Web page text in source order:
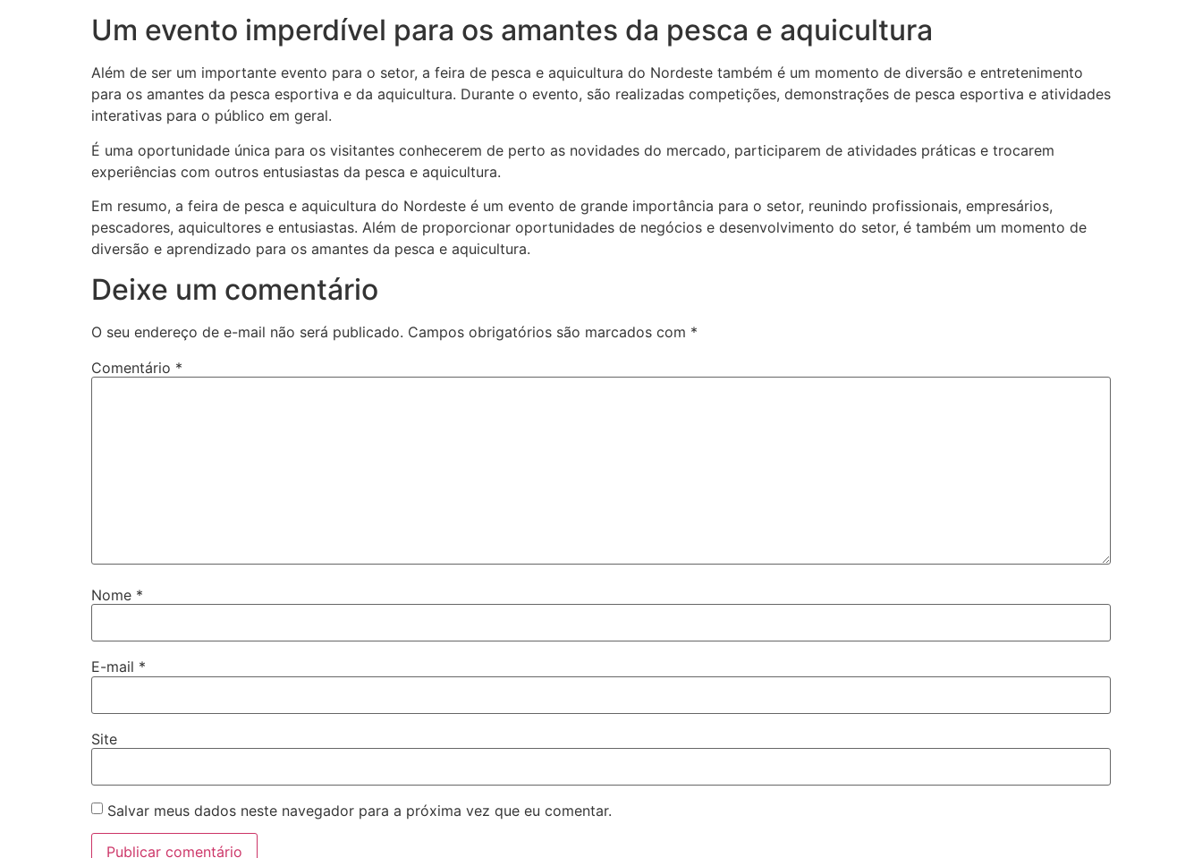
Um evento imperdível para os amantes da pesca e aquicultura
Além de ser um importante evento para o setor, a feira de pesca e aquicultura do Nordeste também é um momento de diversão e entretenimento
para os amantes da pesca esportiva e da aquicultura. Durante o evento, são realizadas competições, demonstrações de pesca esportiva e atividades
interativas para o público em geral.
É uma oportunidade única para os visitantes conhecerem de perto as novidades do mercado, participarem de atividades práticas e trocarem
experiências com outros entusiastas da pesca e aquicultura.
Em resumo, a feira de pesca e aquicultura do Nordeste é um evento de grande importância para o setor, reunindo profissionais, empresários,
pescadores, aquicultores e entusiastas. Além de proporcionar oportunidades de negócios e desenvolvimento do setor, é também um momento de
diversão e aprendizado para os amantes da pesca e aquicultura.
Deixe um comentário
O seu endereço de e-mail não será publicado. Campos obrigatórios são marcados com *
Comentário *
Nome *
E-mail *
Site
Salvar meus dados neste navegador para a próxima vez que eu comentar.